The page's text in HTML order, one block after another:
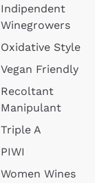
Indipendent
Winegrowers
Oxidative Style
Vegan Friendly
Recoltant
Manipulant
Triple A
PIWI
Women Wines